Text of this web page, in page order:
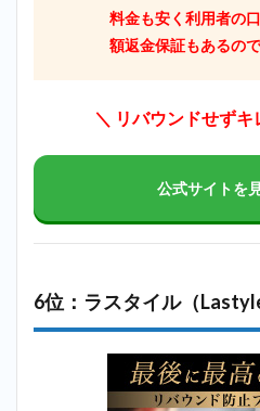
料金も安く利用者の
額返金保証もあるの
＼ リバウンドせず
公式サイトを
6位：ラスタイル（